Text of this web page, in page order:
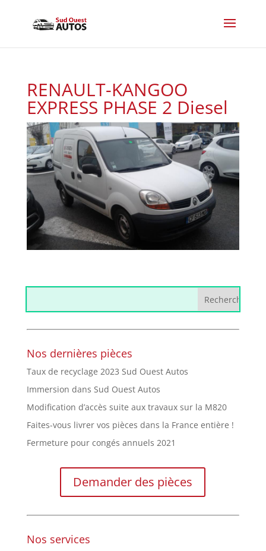
RENAULT-KANGOO
EXPRESS PHASE 2 Diesel
Nos dernières pièces
Taux de recyclage 2023 Sud Ouest Autos
Immersion dans Sud Ouest Autos
Modification d’accès suite aux travaux sur la M820
Faites-vous livrer vos pièces dans la France entière !
Fermeture pour congés annuels 2021
Demander des pièces
Nos services